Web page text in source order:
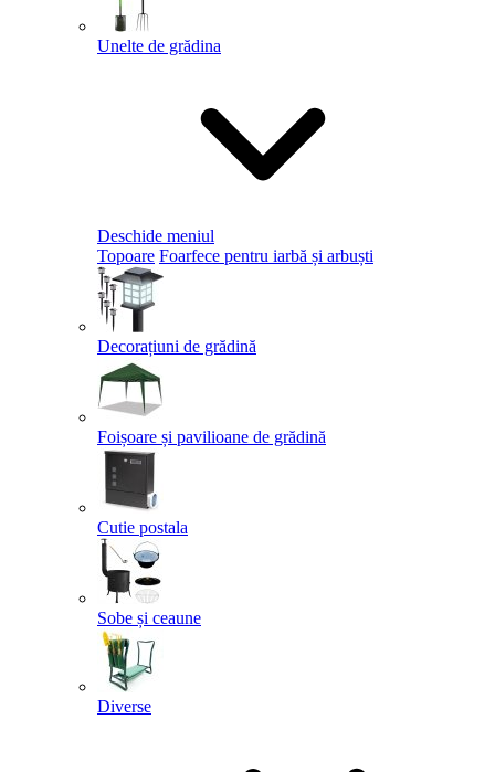
Unelte de grădina
Deschide meniul
Topoare Foarfece pentru iarbă și arbuști
Decorațiuni de grădină
Foișoare și pavilioane de grădină
Cutie postala
Sobe și ceaune
Diverse